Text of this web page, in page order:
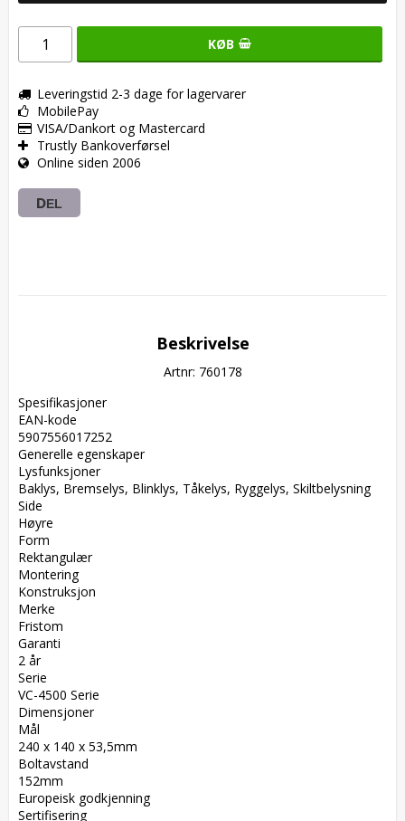
KØB
Leveringstid 2-3 dage for lagervarer
MobilePay
VISA/Dankort og Mastercard
Trustly Bankoverførsel
Online siden 2006
DEL
Beskrivelse
Artnr: 760178
Spesifikasjoner
EAN-kode
5907556017252
Generelle egenskaper
Lysfunksjoner
Baklys, Bremselys, Blinklys, Tåkelys, Ryggelys, Skiltbelysning
Side
Høyre
Form
Rektangulær
Montering
Konstruksjon
Merke
Fristom
Garanti
2 år
Serie
VC-4500 Serie
Dimensjoner
Mål
240 x 140 x 53,5mm
Boltavstand
152mm
Europeisk godkjenning
Sertifisering